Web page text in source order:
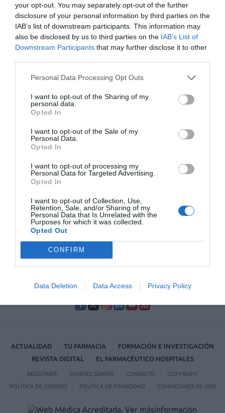
your opt-out. You may separately opt-out of the further
disclosure of your personal information by third parties on the
IAB’s list of downstream participants. This information may
also be disclosed by us to third parties on the IAB’s List of
Downstream Participants that may further disclose it to other
Personal Data Processing Opt Outs
I want to opt-out of the Sharing of my
personal data.
Opted In
I want to opt-out of the Sale of my
Personal Data.
Opted In
I want to opt-out of processing my
Personal Data for Targeted Advertising.
Opted In
I want to opt-out of Collection, Use,
Retention, Sale, and/or Sharing of my
Personal Data that Is Unrelated with the
Purposes for which it was collected.
Opted Out
CONFIRM
Data Deletion Data Access Privacy Policy
«Nuestra farmacia es una farmacia
marca España, envidiada en muchos
países y con mucho que aportar a la
sociedad»
Entrevistas 20/09/2016
«Cada oficina de farmacia es un altavoz para llegar a la
Entrevistas 26/07/2016
hemos de tener complejos, nuestra
formación científica es muy sólida»
1
Lo más leído
No se han encontrado artículos
ACTUALIDAD TU FARMACIA
FORMACIÓN E INVESTIGACIÓN
REVISTA DIGITAL
EL FARMACÉUTICO HOSPITALES
REGÍSTRATE QUIÉNES SOMOS CONTACTO COPYRIGHT
POLÍTICA DE COOKIES POLÍTICA DE PRIVACIDAD CONDICIONES DE USO